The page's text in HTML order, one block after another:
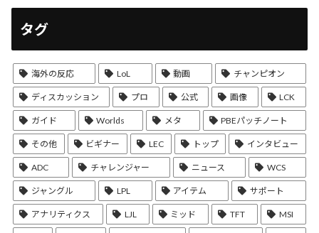
タグ
海外の反応 LoL 動画 チャンピオン
ディスカッション プロ 公式 画像 LCK
ガイド Worlds メタ PBEパッチノート
その他 ビギナー LEC トップ インタビュー
ADC チャレンジャー ニュース WCS
ジャングル LPL アイテム サポート
アナリティクス LJL ミッド TFT MSI